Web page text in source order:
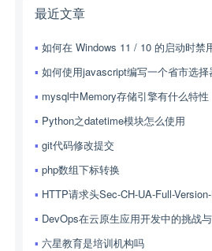
最近文章
如何在 Windows 11 / 10 的启动时禁用
如何使用javascript编写一个省市选择
mysql中Memory存储引擎有什么特性
Python之datetime模块怎么使用
git代码修改提交
php数组下标转换
HTTP请求头Sec-CH-UA-Full-Version-List
DevOps在云原生应用开发中的挑战与解决方案
六星教育是培训机构吗